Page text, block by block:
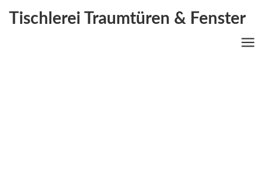
Tischlerei Traumtüren & Fenster